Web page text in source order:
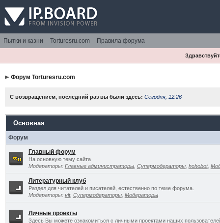
Пытки и казни Torturesru.com Правила форума
Форум Torturesru.com
С возвращением, последний раз вы были здесь: Сегодня, 12:26
Основная
Форум
Главный форум
На основную тему сайта
Модераторы: Главные администраторы, Супермодераторы, hohobot,
Литературный клуб
Раздел для читателей и писателей, естественно по теме форума.
Модераторы: vlt, Супермодераторы, Модераторы
Личные проекты
Здесь Вы можете ознакомиться с личными проектами наших